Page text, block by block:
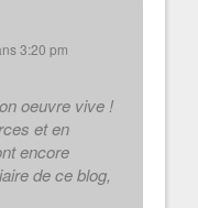
3:20 pm
oeuvre vive !
et en
encore
de ce blog,